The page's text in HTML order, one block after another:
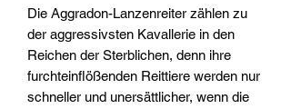
Die Aggradon-Lanzenreiter zählen zu
der aggressivsten Kavallerie in den
Reichen der Sterblichen, denn ihre
furchteinflößenden Reittiere werden nur
schneller und unersättlicher, wenn die